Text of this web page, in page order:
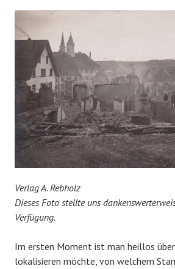
Verlag A. Rebholz
Dieses Foto stellte uns
Verfügung.
Im ersten Moment ist man heillos
lokalisieren möchte, von welchem